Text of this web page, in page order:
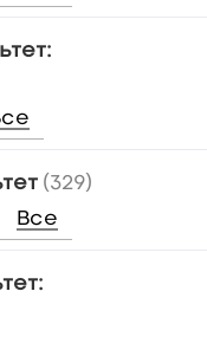
(329)
Все